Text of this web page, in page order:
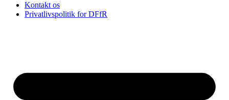
Kontakt os
Privatlivspolitik for DFfR